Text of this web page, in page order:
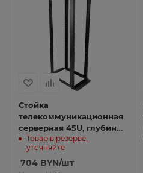
Стойка
телекоммуникационная
серверная 45U, глубина
1000 мм, цвет черный
СТК-С-45.2.1000-9005
Товар в резерве,
уточняйте
704 BYN/шт